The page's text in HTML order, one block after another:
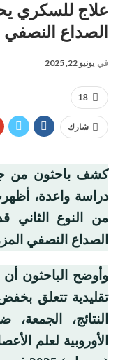
علاج للسكري
الصداع النصفي
في يونيو 22, 2025
18
شارك
كشف باحثون من
دراسة واعدة،
من النوع الثاني
الصداع النصفي
وأوضح الباحثون أن
تقليدية تتعلق
النتائج،